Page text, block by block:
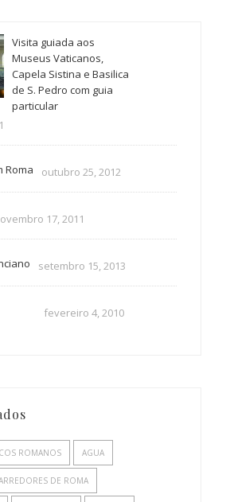
Visita guiada aos
Museus Vaticanos,
Capela Sistina e Basilica
de S. Pedro com guia
particular
Roma outubro 25, 2012
17, 2011
setembro 15, 2013
fevereiro 4, 2010
ROMANOS AGUA
DE ROMA